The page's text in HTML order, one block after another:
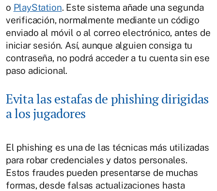
o PlayStation. Este sistema añade una segunda
verificación, normalmente mediante un código
enviado al móvil o al correo electrónico, antes de
iniciar sesión. Así, aunque alguien consiga tu
contraseña, no podrá acceder a tu cuenta sin ese
paso adicional.
Evita las estafas de phishing dirigidas
a los jugadores
El phishing es una de las técnicas más utilizadas
para robar credenciales y datos personales.
Estos fraudes pueden presentarse de muchas
formas, desde falsas actualizaciones hasta